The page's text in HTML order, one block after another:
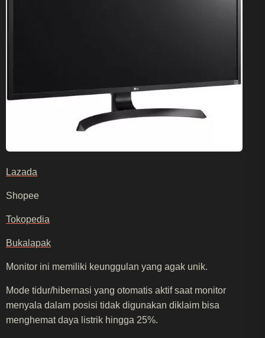
Lazada
Shopee
Tokopedia
Bukalapak
Monitor ini memiliki keunggulan yang agak unik.
Mode tidur/hibernasi yang otomatis aktif saat monitor
menyala dalam posisi tidak digunakan diklaim bisa
menghemat daya listrik hingga 25%.